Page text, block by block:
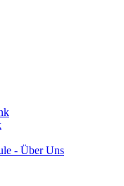
- Über Uns